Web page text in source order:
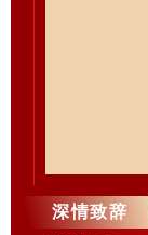
深情致辞